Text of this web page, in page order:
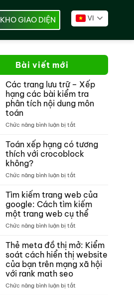
KHO GIAO DIỆN VI
Bài viết mới
Các trang lưu trữ – Xếp
hạng các bài kiểm tra
phân tích nội dung môn
toán
Chức năng bình luận bị tắt
trang
lưu
trữ –
bài
kiểm
tra
phân
dung
môn
toán
Toán xếp hạng có tương
thích với crocoblock
không?
Chức năng bình luận bị tắt
xếp
hạng
có
tương
crocoblock
không?
Tìm kiếm trang web của
google: Cách tìm kiếm
một trang web cụ thể
Chức năng bình luận bị tắt
kiếm
trang
web
của
Thẻ meta đồ thị mở: Kiểm
soát cách hiển thị website
của bạn trên mạng xã hội
với rank math seo
Chức năng bình luận bị tắt